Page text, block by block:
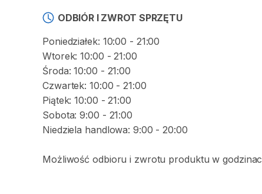
ODBIÓR I ZWROT SPRZĘTU
Poniedziałek: 10:00 - 21:00
Wtorek: 10:00 - 21:00
Środa: 10:00 - 21:00
Czwartek: 10:00 - 21:00
Piątek: 10:00 - 21:00
Sobota: 9:00 - 21:00
Niedziela handlowa: 9:00 - 20:00
Możliwość odbioru i zwrotu produktu w